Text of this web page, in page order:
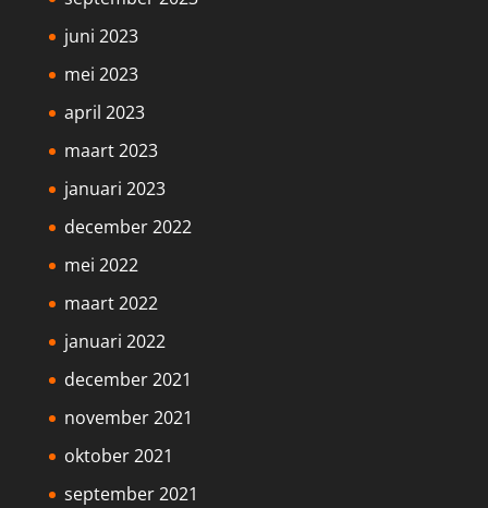
juni 2023
mei 2023
april 2023
maart 2023
januari 2023
december 2022
mei 2022
maart 2022
januari 2022
december 2021
november 2021
oktober 2021
september 2021